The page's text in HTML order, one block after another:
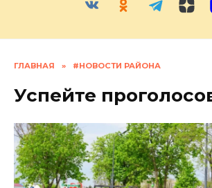
ГЛАВНАЯ » #НОВОСТИ РАЙОНА
Успейте